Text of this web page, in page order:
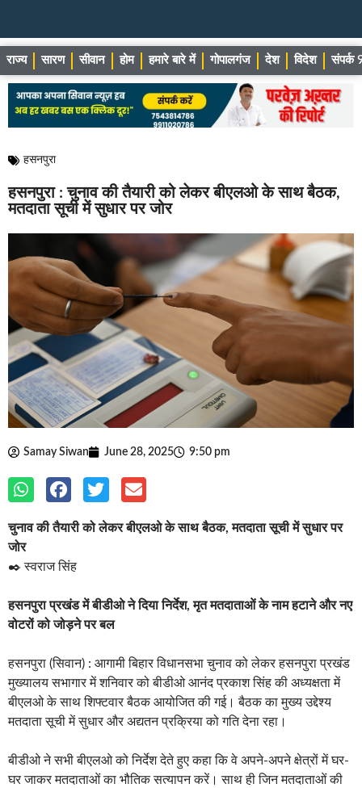
राज्य सारण सीवान होम हमारे बारे में गोपालगंज देश विदेश संपर्क
हसनपुरा
हसनपुरा : चुनाव की तैयारी को लेकर बीएलओ के साथ बैठक,
मतदाता सूची में सुधार पर जोर
Samay Siwan June 28, 2025 9:50 pm
चुनाव की तैयारी को लेकर बीएलओ के साथ बैठक, मतदाता सूची में सुधार पर
जोर
✒️ स्वराज सिंह
हसनपुरा प्रखंड में बीडीओ ने दिया निर्देश, मृत मतदाताओं के नाम हटाने और नए
वोटरों को जोड़ने पर बल
हसनपुरा (सिवान) : आगामी बिहार विधानसभा चुनाव को लेकर हसनपुरा प्रखंड
मुख्यालय सभागार में शनिवार को बीडीओ आनंद प्रकाश सिंह की अध्यक्षता में
बीएलओ के साथ शिफ्टवार बैठक आयोजित की गई। बैठक का मुख्य उद्देश्य
मतदाता सूची में सुधार और अद्यतन प्रक्रिया को गति देना रहा।
बीडीओ ने सभी बीएलओ को निर्देश देते हुए कहा कि वे अपने-अपने क्षेत्रों में घर-
घर जाकर मतदाताओं का भौतिक सत्यापन करें। साथ ही जिन मतदाताओं की